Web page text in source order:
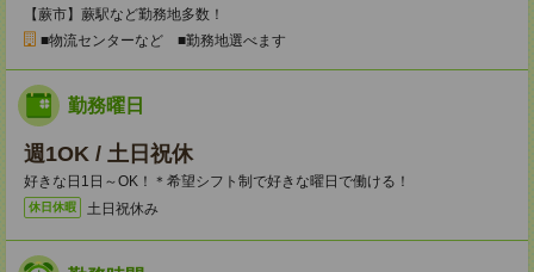
【蕨市】蕨駅など勤務地多数！
■物流センターなど ■勤務地選べます
勤務曜日
週1OK / 土日祝休
好きな日1日～OK！＊希望シフト制で好きな曜日で働ける！
休日休暇 土日祝休み